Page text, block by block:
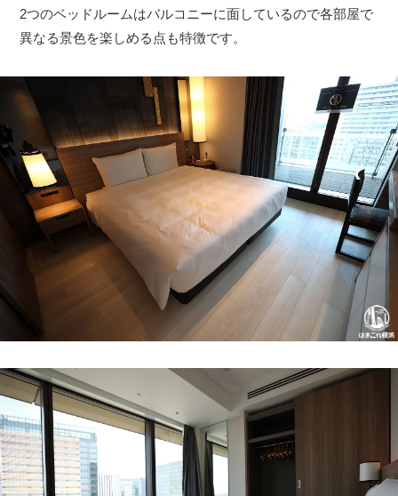
2つのベッドルームはバルコニーに面しているので各部屋で
異なる景色を楽しめる点も特徴です。